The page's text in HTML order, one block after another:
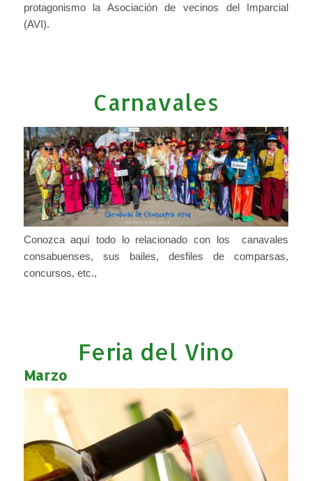
protagonismo la Asociación de vecinos del Imparcial
(AVI).
Carnavales
Conozca aquí todo lo relacionado con los canavales
consabuenses, sus bailes, desfiles de comparsas,
concursos, etc.,
Feria del Vino
Marzo